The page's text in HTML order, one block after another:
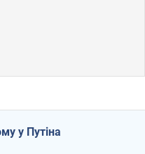
у Путіна